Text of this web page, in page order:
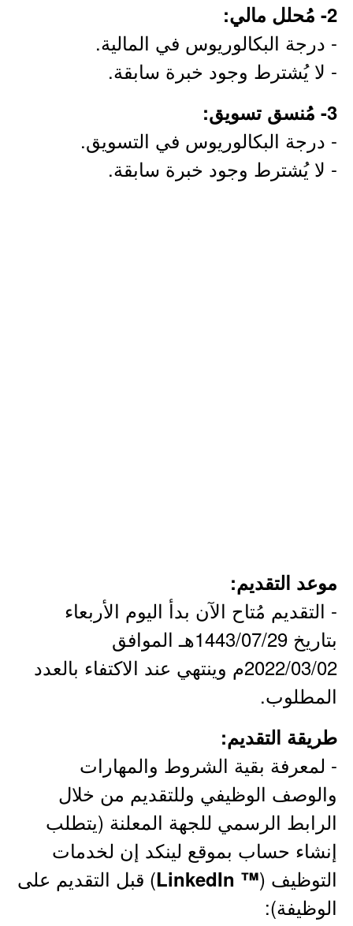
2- مُحلل مالي:
- درجة البكالوريوس في المالية.
- لا يُشترط وجود خبرة سابقة.
3- مُنسق تسويق:
- درجة البكالوريوس في التسويق.
- لا يُشترط وجود خبرة سابقة.
موعد التقديم:
- التقديم مُتاح الآن بدأ اليوم الأربعاء
بتاريخ 1443/07/29هـ الموافق
2022/03/02م وينتهي عند الاكتفاء بالعدد
المطلوب.
طريقة التقديم:
- لمعرفة بقية الشروط والمهارات
والوصف الوظيفي وللتقديم من خلال
الرابط الرسمي للجهة المعلنة (يتطلب
إنشاء حساب بموقع لينكد إن لخدمات
التوظيف (™ LinkedIn
) قبل التقديم على
الوظيفة):